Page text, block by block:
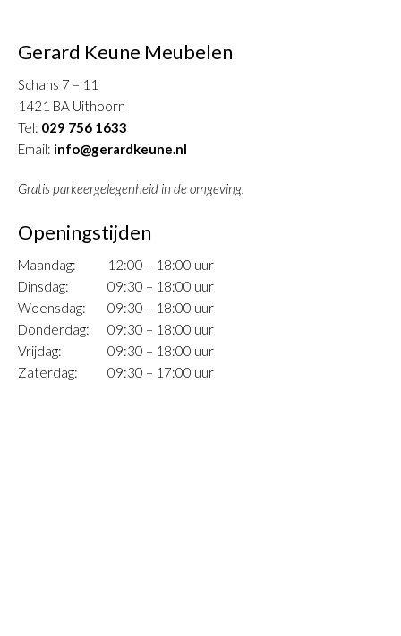
Gerard Keune Meubelen
Schans 7 – 11
1421 BA Uithoorn
Tel: 029 756 1633
Email: info@gerardkeune.nl
Gratis parkeergelegenheid in de omgeving.
Openingstijden
Maandag:
12:00 – 18:00 uur
Dinsdag:
09:30 – 18:00 uur
Woensdag:
09:30 – 18:00 uur
Donderdag:
09:30 – 18:00 uur
Vrijdag:
09:30 – 18:00 uur
Zaterdag:
09:30 – 17:00 uur